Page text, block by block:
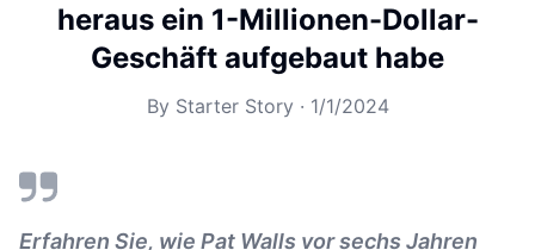
heraus ein 1-Millionen-Dollar-
Geschäft aufgebaut habe
By Starter Story · 1/1/2024
Erfahren Sie, wie Pat Walls vor sechs Jahren